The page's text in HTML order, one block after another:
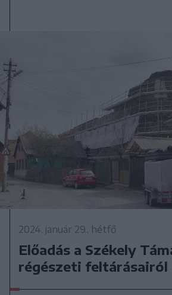
2024. január 29., hétfő
Előadás a Székely
régészeti feltárásairól